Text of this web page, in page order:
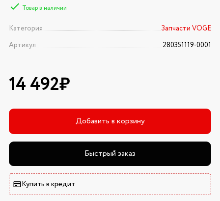
Товар в наличии
Категория
Запчасти VOGE
Артикул
280351119-0001
14 492₽
Добавить в корзину
Быстрый заказ
Купить в кредит